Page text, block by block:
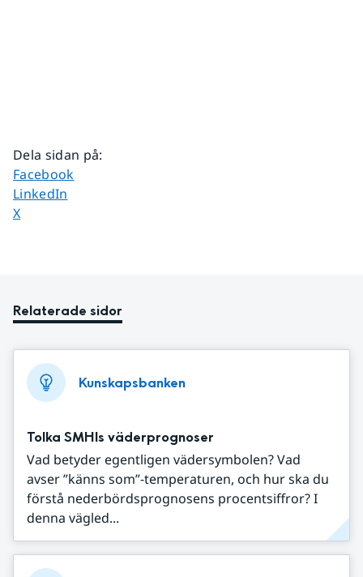
Dela sidan på:
Dela sidan på
Facebook
Dela sidan på
LinkedIn
Dela sidan på
X
Relaterade sidor
Kunskapsbanken
Tolka SMHIs väderprognoser
Vad betyder egentligen vädersymbolen? Vad
avser ”känns som”-temperaturen, och hur ska du
förstå nederbördsprognosens procentsiffror? I
denna vägled...